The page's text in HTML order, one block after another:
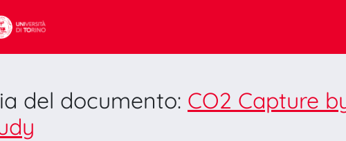
del documento: CO2 Capture